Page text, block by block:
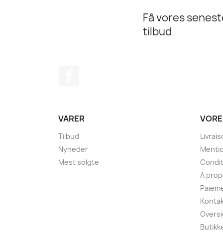
Få vores
tilbud
VARER
Tilbud
Nyheder
Mest solgte
A